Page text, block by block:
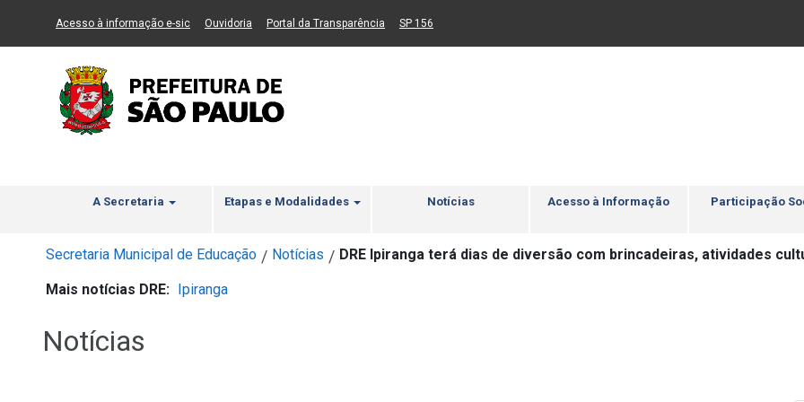
Ir ao Conteúdo Ir para menu principal 2 Ir para busca Ir para rodapé
Acesso à informação e-sic(Link para um novo sítio)
Ouvidoria (Link para um novo sítio)
Portal da Transparência (Link para um novo sítio)
SP 156
A Secretaria Etapas e Modalidades Notícias Acesso à Informação Participação
Secretaria Municipal de Educação / Notícias / DRE Ipiranga terá dias de diversão com brincadeiras, atividades
Mais notícias DRE: Ipiranga
Notícias